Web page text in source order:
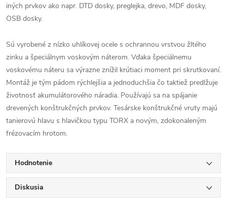
iných prvkov ako napr. DTD dosky, preglejka, drevo, MDF dosky,
OSB dosky.
Sú vyrobené z nízko uhlíkovej ocele s ochrannou vrstvou žltého
zinku a špeciálnym voskovým náterom. Vďaka špeciálnemu
voskovému náteru sa výrazne znížil krútiaci moment pri skrutkovaní.
Montáž je tým pádom rýchlejšia a jednoduchšia čo taktiež predlžuje
životnosť akumulátorového náradia. Používajú sa na spájanie
drevených konštrukčných prvkov. Tesárske konštrukčné vruty majú
tanierovú hlavu s hlavičkou typu TORX a novým, zdokonaleným
frézovacím hrotom.
Hodnotenie
Diskusia